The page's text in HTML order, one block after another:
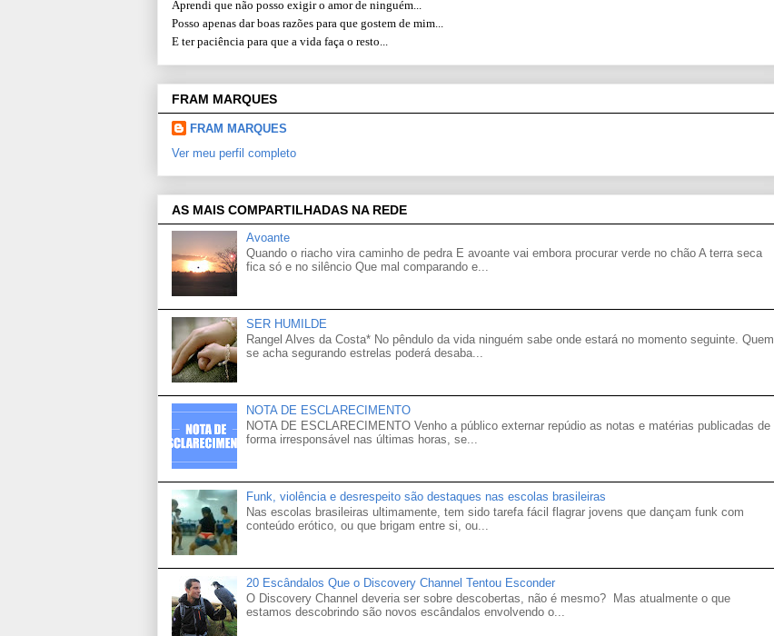
Aprendi que não posso exigir o amor de ninguém...
Posso apenas dar boas razões para que gostem de mim...
E ter paciência para que a vida faça o resto...
FRAM MARQUES
FRAM MARQUES
Ver meu perfil completo
AS MAIS COMPARTILHADAS NA REDE
Avoante
Quando o riacho vira caminho de pedra E avoante vai embora procurar verde no chão A terra seca
fica só e no silêncio Que mal comparando e...
SER HUMILDE
Rangel Alves da Costa* No pêndulo da vida ninguém sabe onde estará no momento seguinte. Quem
se acha segurando estrelas poderá desaba...
NOTA DE ESCLARECIMENTO
NOTA DE ESCLARECIMENTO Venho a público externar repúdio as notas e matérias publicadas de
forma irresponsável nas últimas horas, se...
Funk, violência e desrespeito são destaques nas escolas brasileiras
Nas escolas brasileiras ultimamente, tem sido tarefa fácil flagrar jovens que dançam funk com
conteúdo erótico, ou que brigam entre si, ou...
20 Escândalos Que o Discovery Channel Tentou Esconder
O Discovery Channel deveria ser sobre descobertas, não é mesmo? Mas atualmente o que
estamos descobrindo são novos escândalos envolvendo o...